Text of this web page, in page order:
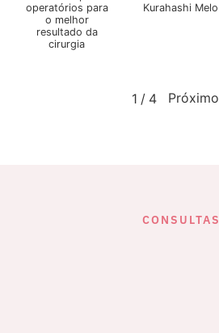
operatórios para
o melhor
resultado da
cirurgia
Kurahashi Melo
1 / 4 Próximo
CONSULTAS